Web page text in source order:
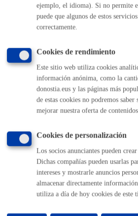
Tiene una validez máxima de 5 años a
de inscripción.
Cantidad a abonar
Gratuito
Responsable de la
Departamento: Dirección de
Otra información
ejemplo, el idioma). Si no permite
puede que algunos de estos
correctamente.
Cookies de rendimiento
Este sitio web utiliza cookies
información anónima, como la
donostia.eus y las páginas más
de estas cookies no podremos
mejorar nuestra oferta de
Cookies de personalización
Los socios anunciantes pueden
Dichas compañías pueden usarlas
intereses y mostrarle anuncios
almacenar directamente
utiliza a día de hoy cookies de este